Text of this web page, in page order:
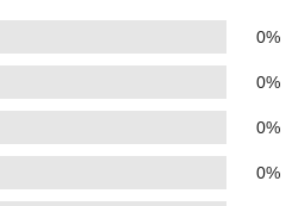
0%
0%
0%
0%